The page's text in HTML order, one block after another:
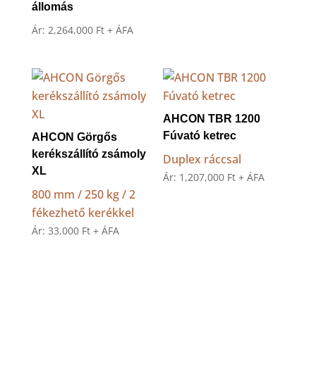
állomás
Ár: 2,264,000 Ft + ÁFA
AHCON Görgős
kerékszállító zsámoly
XL
800 mm / 250 kg / 2
fékezhető kerékkel
Ár: 33,000 Ft + ÁFA
AHCON TBR 1200
Fúvató ketrec
Duplex ráccsal
Ár: 1,207,000 Ft + ÁFA